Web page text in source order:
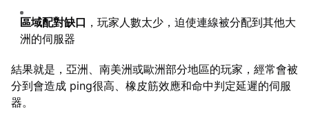
區域配對缺口 ，玩家人數太少，迫使連線被分配到其他大
洲的伺服器
結果就是，亞洲、南美洲或歐洲部分地區的玩家，經常會被
分到會造成 ping很高、橡皮筋效應和命中判定延遲的伺服
器。